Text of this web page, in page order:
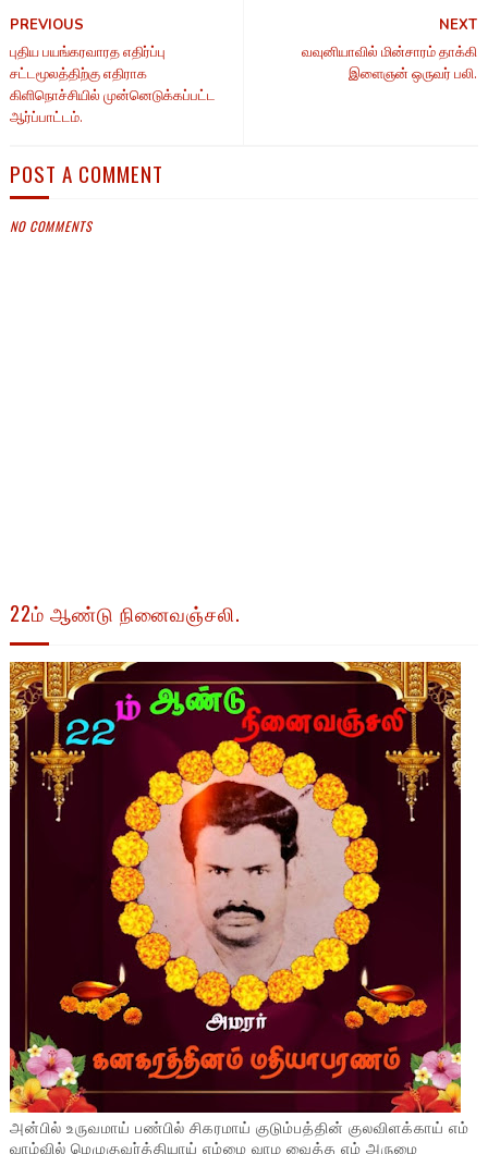
NEXT
வவுனியாவில் மின்சாரம் தாக்கி
இளைஞன் ஒருவர் பலி.
PREVIOUS
புதிய பயங்கரவாரத எதிர்ப்பு
சட்டமூலத்திற்கு எதிராக
கிளிநொச்சியில் முன்னெடுக்கப்பட்ட
ஆர்ப்பாட்டம்.
POST A COMMENT
NO COMMENTS
22ம் ஆண்டு நினைவஞ்சலி.
அன்பில் உருவமாய் பண்பில் சிகரமாய் குடும்பத்தின் குலவிளக்காய் எம்
வாழ்வில் மெழுகுவர்த்தியாய் எம்மை வாழ வைத்த எம் அருமை